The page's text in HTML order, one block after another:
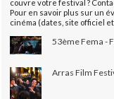
couvre votre festival ?
Pour en savoir plus sur un
cinéma (dates, site officiel
53ème Fema -
Arras Film